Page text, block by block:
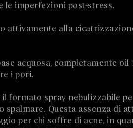
le imperfezioni post-stress.
attivamente alla
acquosa, completamente
i pori.
formato spray nebulizzabile
Questa assenza di
per chi soffre di acne, in